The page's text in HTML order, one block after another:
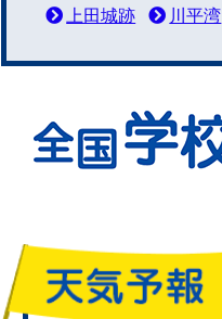
上田城跡
川平湾